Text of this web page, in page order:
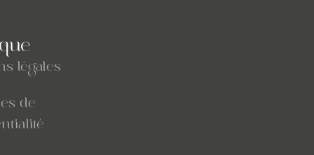
légales
de